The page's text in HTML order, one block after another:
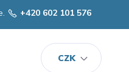
CZK
+420 602 101 576